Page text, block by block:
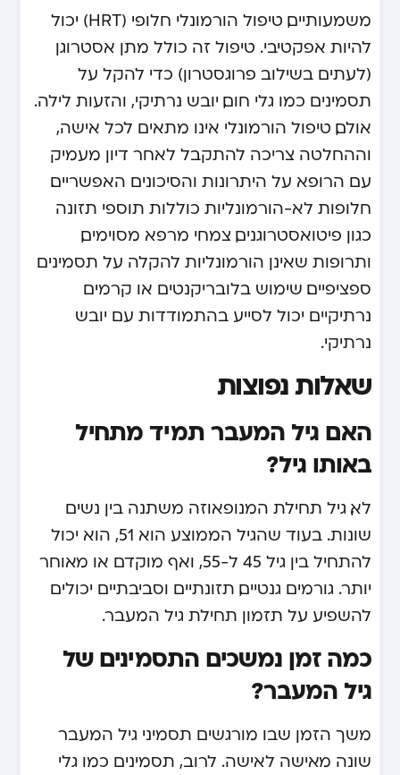
משמעותיים, טיפול הורמונלי חלופי (HRT) יכול
להיות אפקטיבי. טיפול זה כולל מתן אסטרוגן
(לעתים בשילוב פרוגסטרון) כדי להקל על
תסמינים כמו גלי חום, יובש נרתיקי, והזעות לילה.
אולם, טיפול הורמונלי אינו מתאים לכל אישה,
וההחלטה צריכה להתקבל לאחר דיון מעמיק
עם הרופא על היתרונות והסיכונים האפשריים.
חלופות לא-הורמונליות כוללות תוספי תזונה
כגון פיטואסטרוגנים, צמחי מרפא מסוימים,
ותרופות שאינן הורמונליות להקלה על תסמינים
ספציפיים. שימוש בלובריקנטים או קרמים
נרתיקיים יכול לסייע בהתמודדות עם יובש
נרתיקי.
שאלות נפוצות
האם גיל המעבר תמיד מתחיל
באותו גיל?
לא, גיל תחילת המנופאוזה משתנה בין נשים
שונות. בעוד שהגיל הממוצע הוא 51, הוא יכול
להתחיל בין גיל 45 ל-55, ואף מוקדם או מאוחר
יותר. גורמים גנטיים, תזונתיים וסביבתיים יכולים
להשפיע על תזמון תחילת גיל המעבר.
כמה זמן נמשכים התסמינים של
גיל המעבר?
משך הזמן שבו מורגשים תסמיני גיל המעבר
שונה מאישה לאישה. לרוב, תסמינים כמו גלי